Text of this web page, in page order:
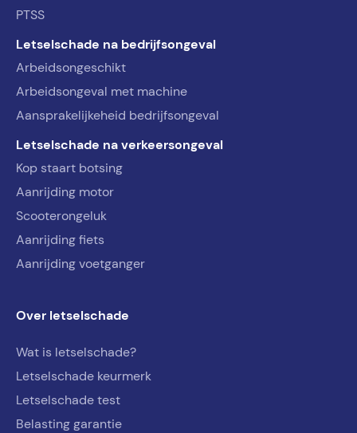
PTSS
Letselschade na bedrijfsongeval
Arbeidsongeschikt
Arbeidsongeval met machine
Aansprakelijkeheid bedrijfsongeval
Letselschade na verkeersongeval
Kop staart botsing
Aanrijding motor
Scooterongeluk
Aanrijding fiets
Aanrijding voetganger
Over letselschade
Wat is letselschade?
Letselschade keurmerk
Letselschade test
Belasting garantie